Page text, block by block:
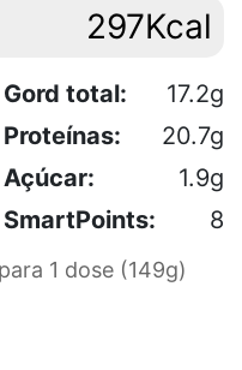
297Kcal
Gord total:
17.2g
Proteínas:
20.7g
Açúcar:
1.9g
SmartPoints: 8
1 dose (149g)